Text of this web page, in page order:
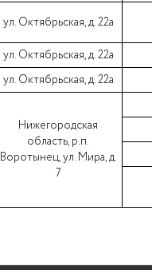
ул. Октябрьская, д. 22а
ул. Октябрьская, д. 22а
ул. Октябрьская, д. 22а
Нижегородская
область, р.п.
Воротынец, ул. Мира, д.
7